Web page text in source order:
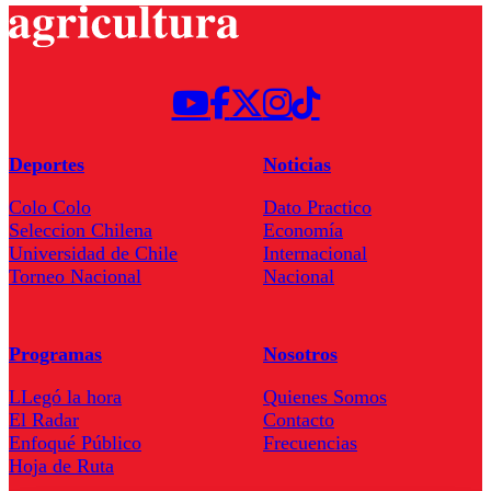
Deportes
Colo Colo
Seleccion Chilena
Universidad de Chile
Torneo Nacional
Noticias
Dato Practico
Economía
Internacional
Nacional
Programas
LLegó la hora
El Radar
Enfoqué Público
Hoja de Ruta
Nosotros
Quienes Somos
Contacto
Frecuencias